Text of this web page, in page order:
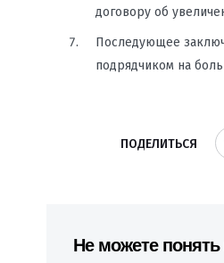
договору об
Последующее
подрядчиком на
ПОДЕЛИТЬСЯ
Не можете понять